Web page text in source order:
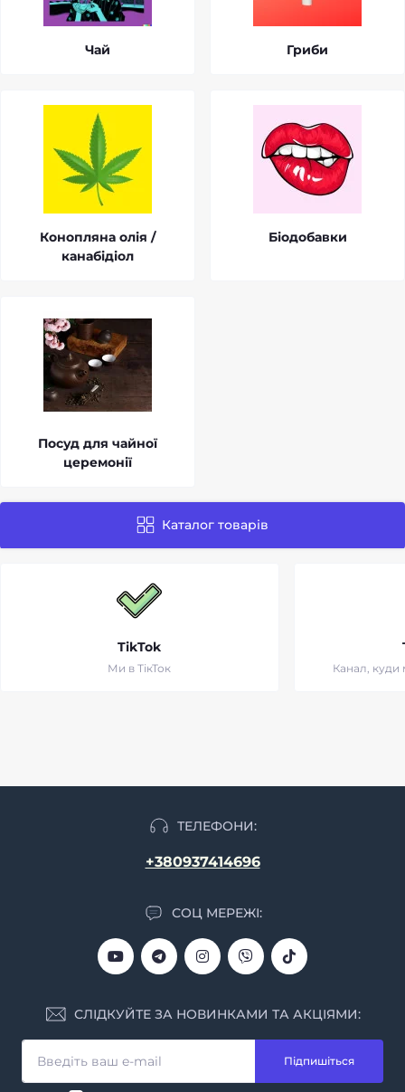
Чай Гриби
Конопляна олія /
канабідіол
Біодобавки
Посуд для чайної
церемонії
Каталог товарів
TikTok
Ми в ТікТок Канал,
ТЕЛЕФОНИ:
+380937414696
СОЦ МЕРЕЖІ:
СЛІДКУЙТЕ ЗА НОВИНКАМИ ТА АКЦІЯМИ:
Підпишіться